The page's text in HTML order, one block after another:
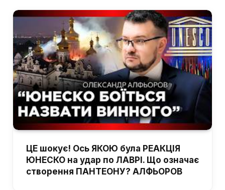
ЦЕ шокує! Ось ЯКОЮ була РЕАКЦІЯ
ЮНЕСКО на удар по ЛАВРІ. Що означає
створення ПАНТЕОНУ? АЛФЬОРОВ